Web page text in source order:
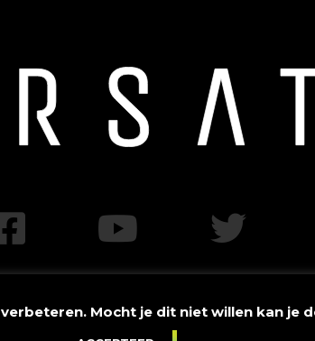
Mocht je dit niet willen kan je